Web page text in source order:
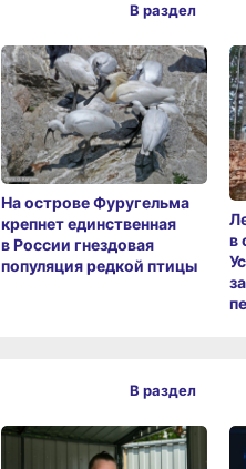
На острове Фуругельма
крепнет единственная
в России гнездовая
популяция редкой птицы
в
В раздел
В раздел